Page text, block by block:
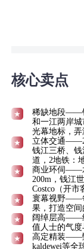
核心卖点
稀缺地段——
和一江两岸
光幕地标，弄
立体交通——2
钱江三桥、
道，2地铁：
商业环伺——
200m，钱江
Costco（开市
寰幕视野——
果，打造空间
阔绰层高——
值人士的气度
高定精装——
kaldewei等全